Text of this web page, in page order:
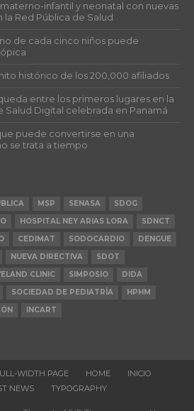
infantil y neonatal con nuevas
la Red Pública de Salud
de cada cinco niños puede
hito histórico de los 200,000 afiliados
entre los primeros lugares en la
Salud Digital celebrada en Panamá
puede convertirse en una
se trata a tiempo
MSP SENASA
SDOG
HOSPITAL NEY ARIAS LORA
SDNCT
CEDIMAT SODOCARDIO
DENGUE
NUEVA DIRECTIVA
SDOT
CLINIC SIMPOSIO
DIDA
SOCIEDAD DE PEDIATRÍA
HPHM
INCART
WIDTH PAGE HOME
INICIO
NEWS
TYPOGRAPHY